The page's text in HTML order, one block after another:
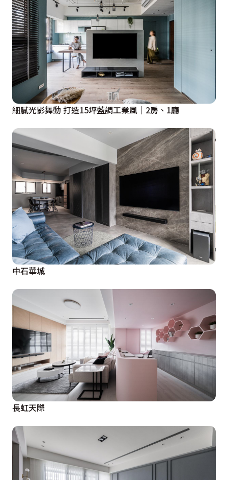
細膩光影舞動 打造15坪藍調工業風｜2房、1廳
中石華城
長虹天際